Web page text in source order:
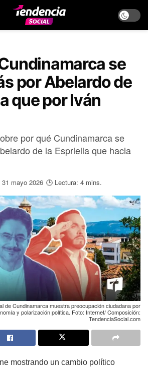
se
por Abelardo de
que por Iván
por qué Cundinamarca se
de la Espriella que hacia
31 mayo 2026 🕒 Lectura: 4 mins.
de Cundinamarca muestra preocupación ciudadana por
y polarización política. Foto: Internet/ Composición:
TendenciaSocial.com
mostrando un cambio político